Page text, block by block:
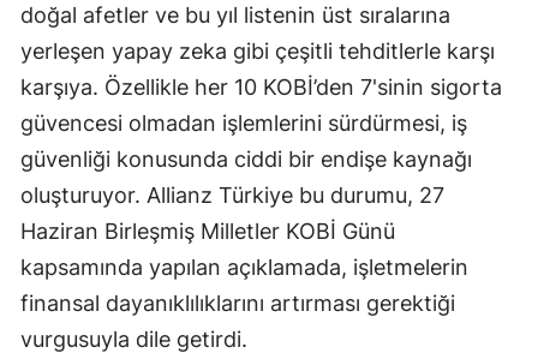
Gaziantep
Gümüşhane
Hakkari
Hatay
Isparta
Mersin
doğal afetler ve bu yıl listenin üst sıralarına
yerleşen yapay zeka gibi çeşitli tehditlerle karşı
karşıya. Özellikle her 10 KOBİ’den 7'sinin sigorta
güvencesi olmadan işlemlerini sürdürmesi, iş
güvenliği konusunda ciddi bir endişe kaynağı
oluşturuyor. Allianz Türkiye bu durumu, 27
Haziran Birleşmiş Milletler KOBİ Günü
kapsamında yapılan açıklamada, işletmelerin
finansal dayanıklılıklarını artırması gerektiği
vurgusuyla dile getirdi.